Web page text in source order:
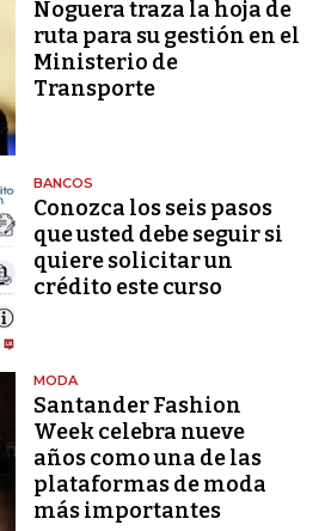
Noguera traza la hoja de
ruta para su gestión en el
Ministerio de
Transporte
BANCOS
Conozca los seis pasos
que usted debe seguir si
quiere solicitar un
crédito este curso
MODA
Santander Fashion
Week celebra nueve
años como una de las
plataformas de moda
más importantes